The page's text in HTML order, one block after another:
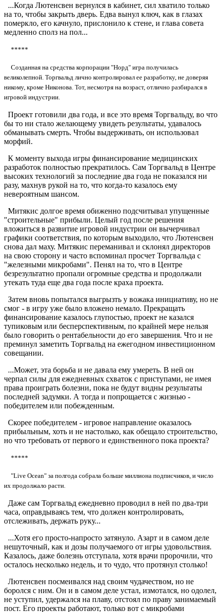
...Когда Лютенсвен вернулся в кабинет, сил хватило только
на то, чтобы закрыть дверь. Едва вынул ключ, как в глазах
померкло, его качнуло, прислонило к стене, и глава совета
медленно сполз на пол...
*****
Созданная на средства корпорации "Норд" игра получилась
великолепной. Торгвальд лично контролировал ее разработку, не доверяя
никому, кроме Никонова. Тот, несмотря на возраст, отлично разбирался в
игровой индустрии.
Проект готовили два года, и все это время Торгвальду, во что
бы то ни стало желающему увидеть результаты, удавалось
обманывать смерть. Чтобы выдерживать, он использовал
морфий.
К моменту выхода игры финансирование медицинских
разработок полностью прекратилось. Сам Торгвальд в Центре
высоких технологий за последние два года не показался ни
разу, махнув рукой на то, что когда-то казалось ему
невероятным шансом.
Митякис долгое время обиженно подсчитывал упущенные
"строительные" прибыли. Целый год после решения
вложиться в развитие игровой индустрии он вычерчивал
графики соответствия, по которым выходило, что Лютенсвен
снова дал маху. Митякис переманивал и склонял директоров
на свою сторону и часто вспоминал просчет Торгвальда с
"железными микробами". Пенял на то, что в Центре
безрезультатно пропали огромные средства и продолжали
утекать туда еще два года после краха проекта.
Затем вновь попытался выгрызть у вожака инициативу, но не
смог - в игру уже было вложено немало. Прекращать
финансирование казалось глупостью, проект не казался
тупиковым или бесперспективным, по крайней мере нельзя
было говорить о рентабельности до его завершения. Что и не
преминул заметить Торгвальд на ежегодном инвестиционном
совещании.
...Может, эта борьба и не давала ему умереть. В ней он
черпал силы для ежедневных схваток с приступами, не имея
права проиграть болезни, пока не будут видны результаты
последней задумки. А тогда и попрощается с жизнью -
победителем или побежденным.
Скорее победителем - игровое направление оказалось
прибыльным, хоть и не настолько, как обещало строительство,
но что требовать от первого и единственного пока проекта?
*****
"Live Ocean" за полгода собрала больше миллиона подписчиков, и число
их продолжало расти.
Даже сам Торгвальд ежедневно проводил в ней по два-три
часа, оправдываясь тем, что должен контролировать,
отслеживать, держать руку...
...Хотя его просто-напросто затянуло. Азарт и в самом деле
нешуточный, как и дозы получаемого от игры удовольствия.
Казалось, даже болезнь отступала, хотя врачи пророчили, что
осталось несколько недель, и то чудо, что протянул столько!
Лютенсвен посмеивался над своим чудачеством, но не
боролся с ним. Он и в самом деле устал, измотался, но одолел,
не уступил, удержался на плаву, отстоял по праву занимаемый
пост. Его проекты работают, только вот с микробами